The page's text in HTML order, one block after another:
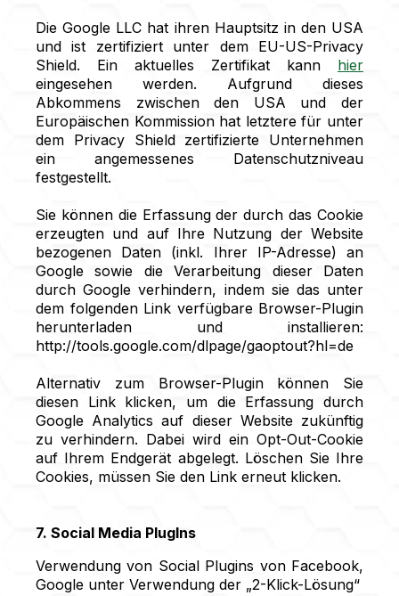
Die Google LLC hat ihren Hauptsitz in den USA
und ist zertifiziert unter dem EU-US-Privacy
Shield. Ein aktuelles Zertifikat kann hier
eingesehen werden. Aufgrund dieses
Abkommens zwischen den USA und der
Europäischen Kommission hat letztere für unter
dem Privacy Shield zertifizierte Unternehmen
ein angemessenes Datenschutzniveau
festgestellt.
Sie können die Erfassung der durch das Cookie
erzeugten und auf Ihre Nutzung der Website
bezogenen Daten (inkl. Ihrer IP-Adresse) an
Google sowie die Verarbeitung dieser Daten
durch Google verhindern, indem sie das unter
dem folgenden Link verfügbare Browser-Plugin
herunterladen und installieren:
http://tools.google.com/dlpage/gaoptout?hl=de
Alternativ zum Browser-Plugin können Sie
diesen Link klicken, um die Erfassung durch
Google Analytics auf dieser Website zukünftig
zu verhindern. Dabei wird ein Opt-Out-Cookie
auf Ihrem Endgerät abgelegt. Löschen Sie Ihre
Cookies, müssen Sie den Link erneut klicken.
7. Social Media PlugIns
Verwendung von Social Plugins von Facebook,
Google unter Verwendung der „2-Klick-Lösung“